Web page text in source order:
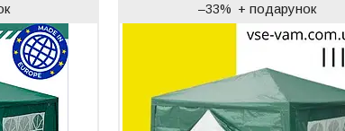
–33%